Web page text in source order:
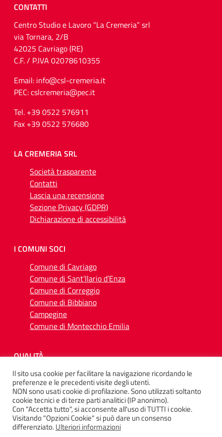
CONTATTI
Centro Studio e Lavoro “La Cremeria” srl
via Tornara, 2/B
42025 Cavriago (RE)
C.F. / P.IVA 02078610355
Email: info@csl-cremeria.it
PEC: cslcremeria@pec.it
Tel. +39 0522 576911
Fax +39 0522 576680
LA CREMERIA SRL
Società trasparente
Contatti
Lascia una recensione
Sezione Privacy (GDPR)
Dichiarazione di accessibilità
I COMUNI SOCI
Comune di Cavriago
Comune di Sant’Ilario d’Enza
Comune di Correggio
Comune di Bibbiano
Campegine
Comune di Montecchio Emilia
QUALITÀ
SEGUICI SU
Il sito usa cookie per facilitare la navigazione ricordando le
preferenze e le precedenti visite degli utenti.
NON sono usati cookie di profilazione. Sono utilizzati soltanto
cookie tecnici e di terze parti analitici (IP anonimo).
Con "Accetta tutto", si acconsente all'uso di TUTTI i cookie.
Visitando "Opzioni Cookie" si può dare un consenso
differenziato.Ulteriori informazioni